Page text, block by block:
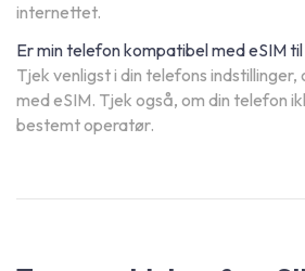
internettet.
Er min telefon kompatibel med eSIM
Tjek venligst i din telefons
med eSIM. Tjek også, om din telefon
bestemt operatør.